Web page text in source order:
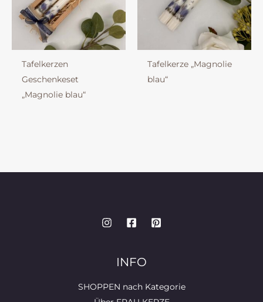
Tafelkerzen
Geschenkeset
„Magnolie blau“
Tafelkerze „Magnolie
blau“
INFO
SHOPPEN nach Kategorie